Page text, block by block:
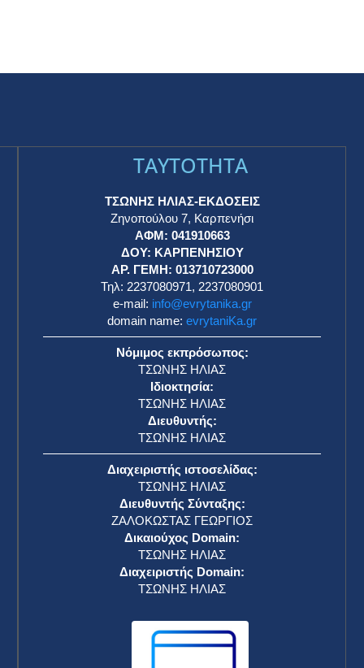
TAYTOTHTA
ΤΣΩΝΗΣ ΗΛΙΑΣ-ΕΚΔΟΣΕΙΣ
Ζηνοπούλου 7, Καρπενήσι
ΑΦΜ: 041910663
ΔΟΥ: ΚΑΡΠΕΝΗΣΙΟΥ
ΑΡ. ΓΕΜΗ: 013710723000
Τηλ: 2237080971, 2237080901
e-mail: info@evrytanika.gr
domain name: evrytaniKa.gr
Νόμιμος εκπρόσωπος:
ΤΣΩΝΗΣ ΗΛΙΑΣ
Ιδιοκτησία:
ΤΣΩΝΗΣ ΗΛΙΑΣ
Διευθυντής:
ΤΣΩΝΗΣ ΗΛΙΑΣ
Διαχειριστής ιστοσελίδας:
ΤΣΩΝΗΣ ΗΛΙΑΣ
Διευθυντής Σύνταξης:
ΖΑΛΟΚΩΣΤΑΣ ΓΕΩΡΓΙΟΣ
Δικαιούχος Domain:
ΤΣΩΝΗΣ ΗΛΙΑΣ
Διαχειριστής Domain:
ΤΣΩΝΗΣ ΗΛΙΑΣ